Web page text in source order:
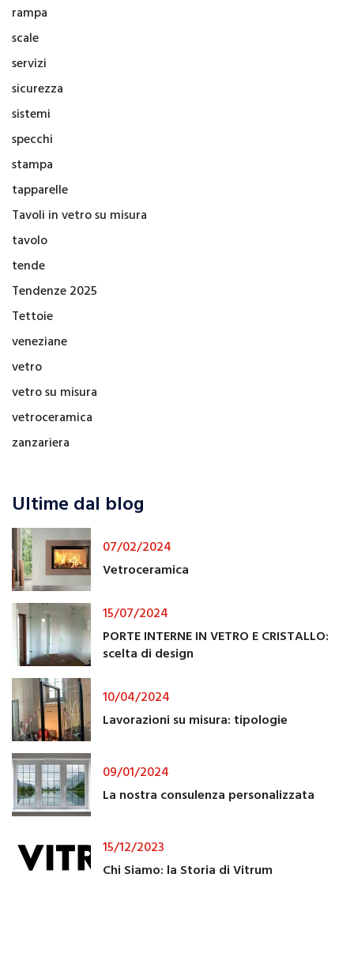
rampa
scale
servizi
sicurezza
sistemi
specchi
stampa
tapparelle
Tavoli in vetro su misura
tavolo
tende
Tendenze 2025
Tettoie
veneziane
vetro
vetro su misura
vetroceramica
zanzariera
Ultime dal blog
07/02/2024
Vetroceramica
15/07/2024
PORTE INTERNE IN VETRO E CRISTALLO:
scelta di design
10/04/2024
Lavorazioni su misura: tipologie
09/01/2024
La nostra consulenza personalizzata
15/12/2023
Chi Siamo: la Storia di Vitrum